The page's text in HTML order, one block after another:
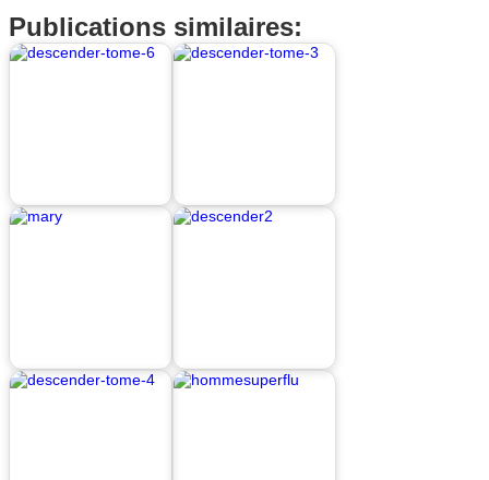
Publications similaires: